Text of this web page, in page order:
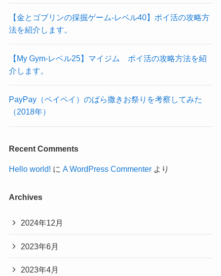
【金とゴブリンの採掘ゲーム-レベル40】ポイ活の攻略方
法を紹介します。
【My Gym-レベル25】マイジム ポイ活の攻略方法を紹
介します。
PayPay（ペイペイ）のばら撒きお祭りを考察してみた
（2018年）
Recent Comments
Hello world! に A WordPress Commenterより
Archives
2024年12月
2023年6月
2023年4月